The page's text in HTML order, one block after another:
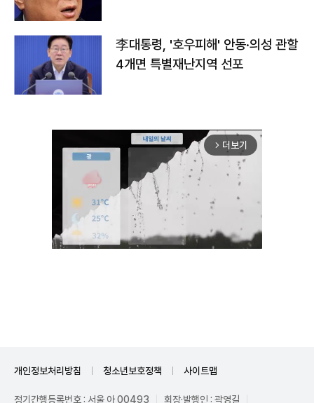
李대통령, '호우피해' 안동·의성 관할
4개면 특별재난지역 선포
arrow_forward_ios 더보기
개인정보처리방침 청소년보호정책 사이트맵
정기간행등록번호 : 서울 아 00493 회장·발행인 : 곽영길